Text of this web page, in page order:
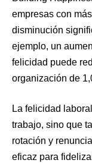
empresas con
disminución
ejemplo, un
felicidad puede
organización de
La felicidad
trabajo, sino que
rotación y
eficaz para